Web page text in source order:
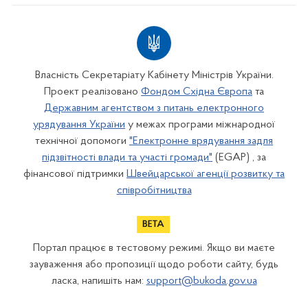
Власність Секретаріату Кабінету Міністрів України.
Проект реалізовано Фондом Східна Європа та
Державним агентством з питань електронного
урядування України у межах програми міжнародної
технічної допомоги "Електронне врядування задля
підзвітності влади та участі громади" (EGAP) , за
фінансової підтримки Швейцарської агенції розвитку та
співробітництва
Портал працює в тестовому режимі. Якщо ви маєте
зауваження або пропозиції щодо роботи сайту, будь
ласка, напишіть нам: support@bukoda.gov.ua